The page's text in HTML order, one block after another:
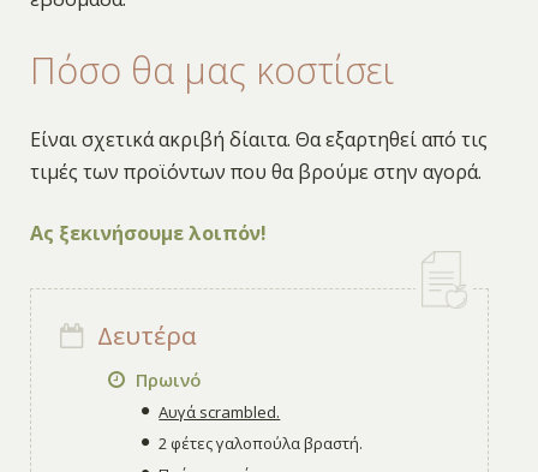
Πόσο θα μας κοστίσει
Είναι σχετικά ακριβή δίαιτα. Θα εξαρτηθεί από τις
τιμές των προϊόντων που θα βρούμε στην αγορά.
Ας ξεκινήσουμε λοιπόν!
Δευτέρα
Πρωινό
Αυγά scrambled.
2 φέτες γαλοπούλα βραστή.